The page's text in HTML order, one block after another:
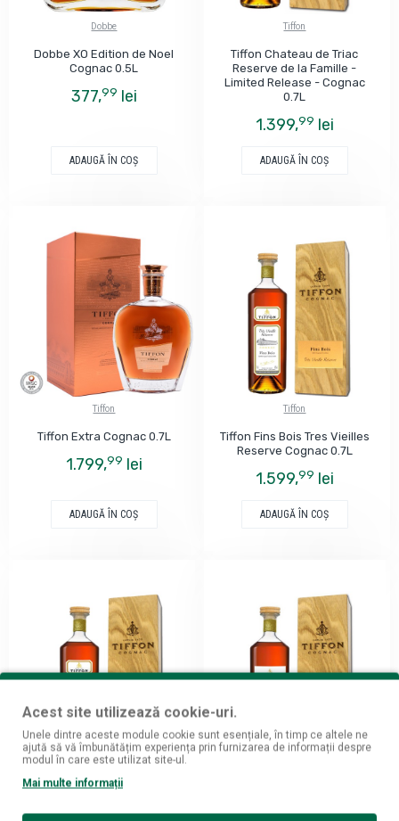
Dobbe
Dobbe XO Edition de Noel
Cognac 0.5L
377,99 lei
ADAUGĂ ÎN COŞ
Tiffon
Tiffon Chateau de Triac
Reserve de la Famille -
Limited Release - Cognac
0.7L
1.399,99 lei
ADAUGĂ ÎN COŞ
Tiffon
Tiffon Extra Cognac 0.7L
1.799,99 lei
ADAUGĂ ÎN COŞ
Tiffon
Tiffon Fins Bois Tres Vieilles
Reserve Cognac 0.7L
1.599,99 lei
ADAUGĂ ÎN COŞ
Tiffon
Tiffon Grande Champagne
Acest site utilizează cookie-uri.
Unele dintre aceste module cookie sunt esențiale, în timp ce altele ne
ajută să vă îmbunătățim experiența prin furnizarea de informații despre
modul în care este utilizat site-ul.
Mai multe informații